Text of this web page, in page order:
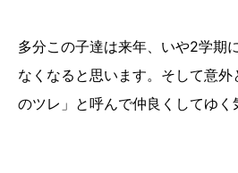
多分この子達は来年、いや2学期
なくなると思います。そして意
のツレ」と呼んで仲良くしてゆく